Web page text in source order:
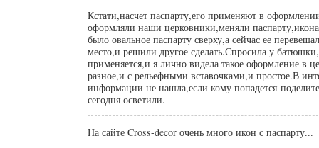
Кстати,насчет паспарту,его применяют в
оформляли наши церковники,меняли
было овальное паспарту сверху,а сейчас ее
место,и решили другое сделать.Спросила у
применяется,и я лично видела такое оформление в
разное,и с рельефными вставочками,и простое.В
информации не нашла,если кому попадется-
сегодня осветили.
На сайте Cross-decor очень много икон с паспарту...